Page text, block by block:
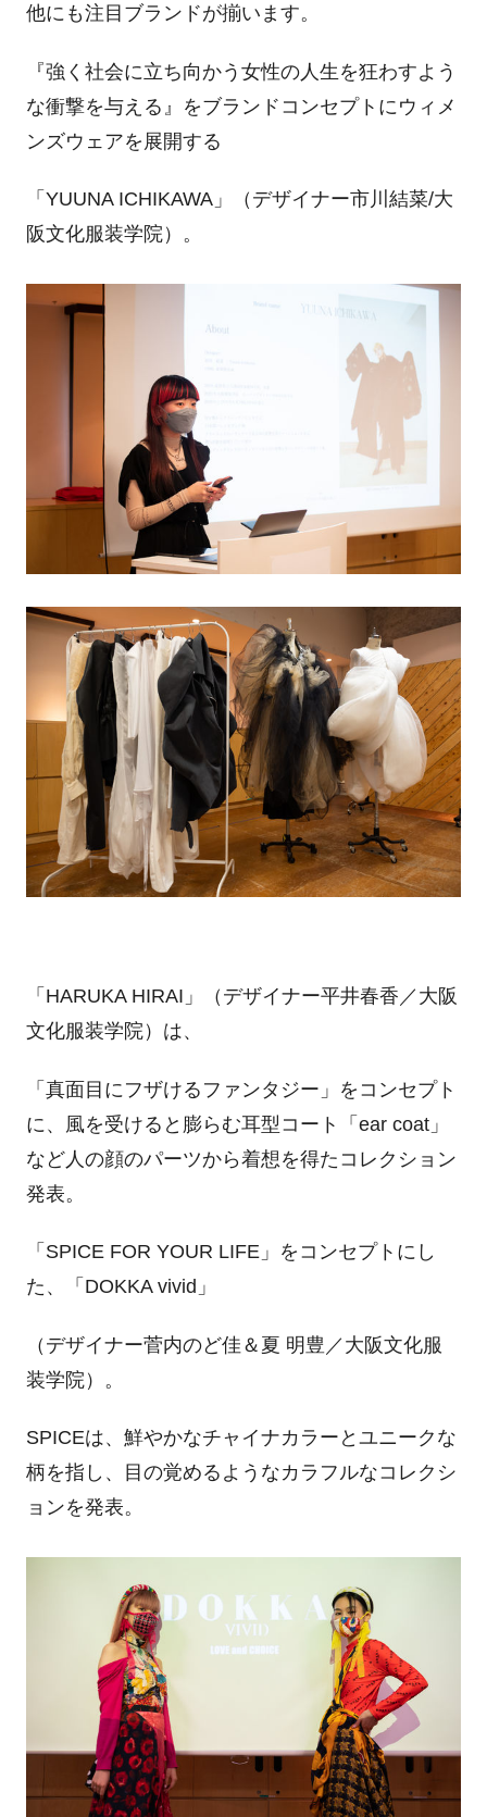
他にも注目ブランドが揃います。
『強く社会に立ち向かう女性の人生を狂わすよう
な衝撃を与える』をブランドコンセプトにウィメ
ンズウェアを展開する
「YUUNA ICHIKAWA」（デザイナー市川結菜/大
阪文化服装学院）。
「HARUKA HIRAI」（デザイナー平井春香／大阪
文化服装学院）は、
「真面目にフザけるファンタジー」をコンセプト
に、風を受けると膨らむ耳型コート「ear coat」
など人の顔のパーツから着想を得たコレクション
発表。
「SPICE FOR YOUR LIFE」をコンセプトにし
た、「DOKKA vivid」
（デザイナー菅内のど佳＆夏 明豊／大阪文化服
装学院）。
SPICEは、鮮やかなチャイナカラーとユニークな
柄を指し、目の覚めるようなカラフルなコレクシ
ョンを発表。